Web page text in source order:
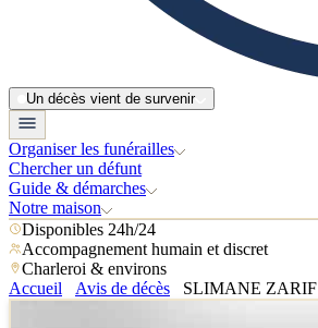
Un décès vient de survenir
Organiser les funérailles
Chercher un défunt
Guide & démarches
Notre maison
Disponibles 24h/24
Accompagnement humain et discret
Charleroi & environs
Accueil
Avis de décès SLIMANE ZARIF